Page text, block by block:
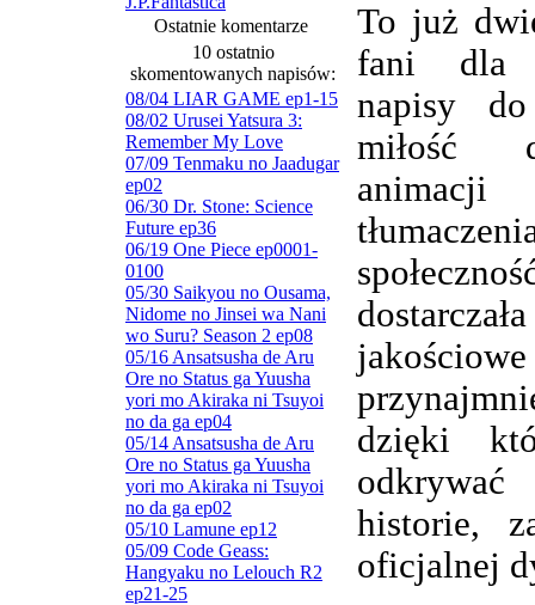
Ostatnie komentarze
10 ostatnio
skomentowanych napisów:
08/04 LIAR GAME ep1-15
08/02 Urusei Yatsura 3:
Remember My Love
07/09 Tenmaku no Jaadugar
ep02
06/30 Dr. Stone: Science
Future ep36
06/19 One Piece ep0001-
0100
05/30 Saikyou no Ousama,
Nidome no Jinsei wa Nani
wo Suru? Season 2 ep08
05/16 Ansatsusha de Aru
Ore no Status ga Yuusha
yori mo Akiraka ni Tsuyoi
no da ga ep04
05/14 Ansatsusha de Aru
Ore no Status ga Yuusha
yori mo Akiraka ni Tsuyoi
no da ga ep02
05/10 Lamune ep12
05/09 Code Geass:
Hangyaku no Lelouch R2
ep21-25
To już
fani dla
napisy
miłość
dzięki
historie,
oficjalnej